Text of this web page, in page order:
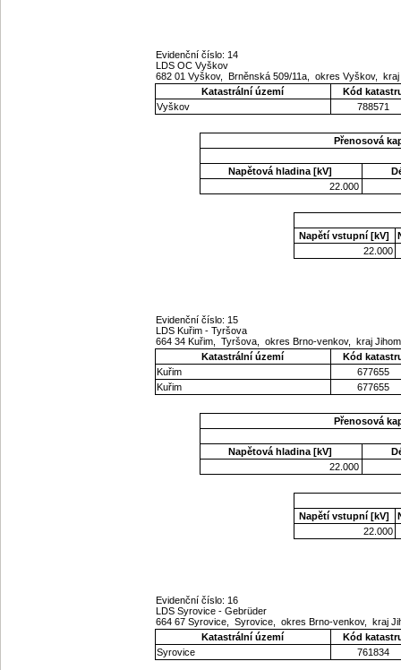
Evidenční číslo: 14
LDS OC Vyškov
682 01 Vyškov, Brněnská 509/11a, okres Vyškov,
Katastrální území
Kód
Vyškov
788571
Přenosová
Napětová hladina [kV]
22.000
Napětí vstupní [kV]
22.000
Evidenční číslo: 15
LDS Kuřim - Tyršova
664 34 Kuřim, Tyršova, okres Brno-venkov, kraj
Katastrální území
Kód
Kuřim
677655
Kuřim
677655
Přenosová
Napětová hladina [kV]
22.000
Napětí vstupní [kV]
22.000
Evidenční číslo: 16
LDS Syrovice - Gebrüder
664 67 Syrovice, Syrovice, okres Brno-venkov, kraj
Katastrální území
Kód
Syrovice
761834